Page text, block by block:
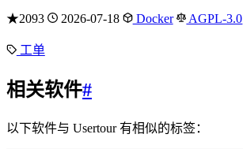
★2093 2026-07-18 Docker AGPL-3.0
工单
相关软件#
以下软件与 Usertour 有相似的标签：